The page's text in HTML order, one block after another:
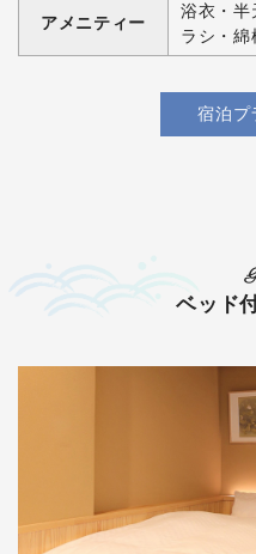
アメニティー
浴衣・半
ラシ・綿
宿泊プ
ベッド